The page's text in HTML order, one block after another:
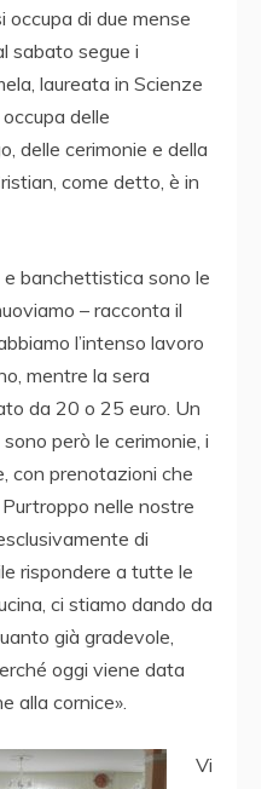
occupa di due mense
sabato segue i
laureata in Scienze
delle
delle cerimonie e della
come detto, è in
banchettistica sono le
– racconta il
l’intenso lavoro
mentre la sera
da 20 o 25 euro. Un
però le cerimonie, i
con prenotazioni che
nelle nostre
di
rispondere a tutte le
ci stiamo dando da
già gradevole,
oggi viene data
alla cornice».
Vi